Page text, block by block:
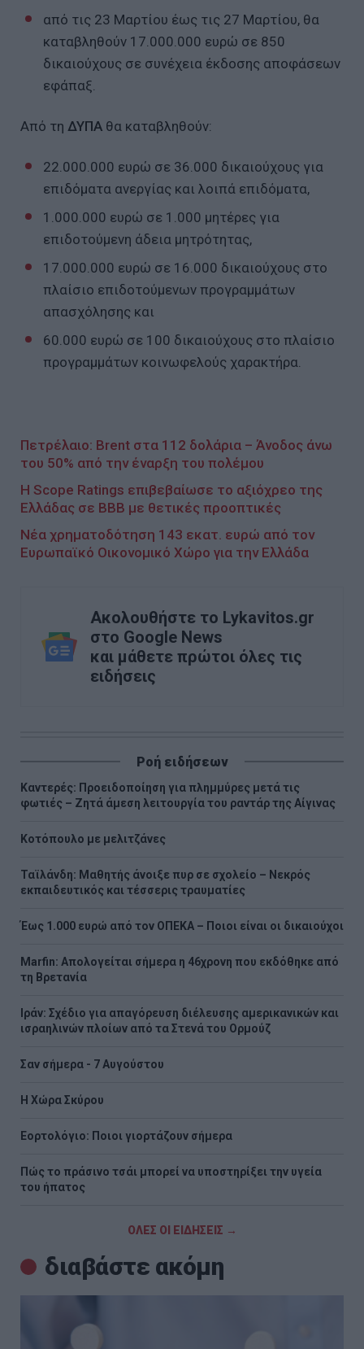
από τις 23 Μαρτίου έως τις 27 Μαρτίου, θα
καταβληθούν 17.000.000 ευρώ σε 850
δικαιούχους σε συνέχεια έκδοσης αποφάσεων
εφάπαξ.
Από τη ΔΥΠΑ θα καταβληθούν:
22.000.000 ευρώ σε 36.000 δικαιούχους για
επιδόματα ανεργίας και λοιπά επιδόματα,
1.000.000 ευρώ σε 1.000 μητέρες για
επιδοτούμενη άδεια μητρότητας,
17.000.000 ευρώ σε 16.000 δικαιούχους στο
πλαίσιο επιδοτούμενων προγραμμάτων
απασχόλησης και
60.000 ευρώ σε 100 δικαιούχους στο πλαίσιο
προγραμμάτων κοινωφελούς χαρακτήρα.
Πετρέλαιο: Brent στα 112 δολάρια – Άνοδος άνω
του 50% από την έναρξη του πολέμου
Η Scope Ratings επιβεβαίωσε το αξιόχρεο της
Ελλάδας σε ΒΒΒ με θετικές προοπτικές
Νέα χρηματοδότηση 143 εκατ. ευρώ από τον
Ευρωπαϊκό Οικονομικό Χώρο για την Ελλάδα
Ακολουθήστε το Lykavitos.gr
στο Google News
και μάθετε πρώτοι όλες τις
ειδήσεις
Ροή ειδήσεων
Καντερές: Προειδοποίηση για πλημμύρες μετά τις
φωτιές – Ζητά άμεση λειτουργία του ραντάρ της Αίγινας
Κοτόπουλο με μελιτζάνες
Ταϊλάνδη: Μαθητής άνοιξε πυρ σε σχολείο – Νεκρός
εκπαιδευτικός και τέσσερις τραυματίες
Έως 1.000 ευρώ από τον ΟΠΕΚΑ – Ποιοι είναι οι δικαιούχοι
Marfin: Απολογείται σήμερα η 46χρονη που εκδόθηκε από
τη Βρετανία
Ιράν: Σχέδιο για απαγόρευση διέλευσης αμερικανικών και
ισραηλινών πλοίων από τα Στενά του Ορμούζ
Σαν σήμερα - 7 Αυγούστου
Η Χώρα Σκύρου
Εορτολόγιο: Ποιοι γιορτάζουν σήμερα
Πώς το πράσινο τσάι μπορεί να υποστηρίξει την υγεία
του ήπατος
ΟΛΕΣ ΟΙ ΕΙΔΗΣΕΙΣ →
διαβάστε ακόμη